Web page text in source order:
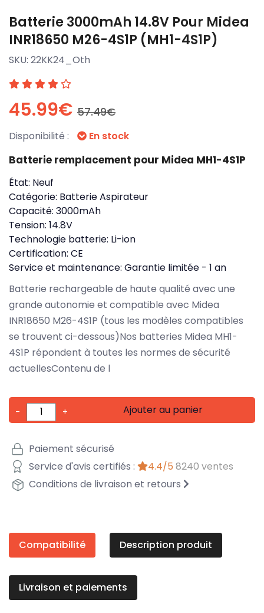
Batterie 3000mAh 14.8V Pour Midea
INR18650 M26-4S1P (MH1-4S1P)
SKU: 22KK24_Oth
45.99€ 57.49€
Disponibilité : En stock
Batterie remplacement pour Midea MH1-4S1P
État: Neuf
Catégorie: Batterie Aspirateur
Capacité: 3000mAh
Tension: 14.8V
Technologie batterie: Li-ion
Certification: CE
Service et maintenance: Garantie limitée - 1 an
Batterie rechargeable de haute qualité avec une
grande autonomie et compatible avec Midea
INR18650 M26-4S1P (tous les modèles compatibles
se trouvent ci-dessous)Nos batteries Midea MH1-
4S1P répondent à toutes les normes de sécurité
actuellesContenu de l
- + Ajouter au panier
Paiement sécurisé
Service d'avis certifiés :
4.4/5 8240 ventes
Conditions de livraison et retours
Compatibilité Description produit
Livraison et paiements